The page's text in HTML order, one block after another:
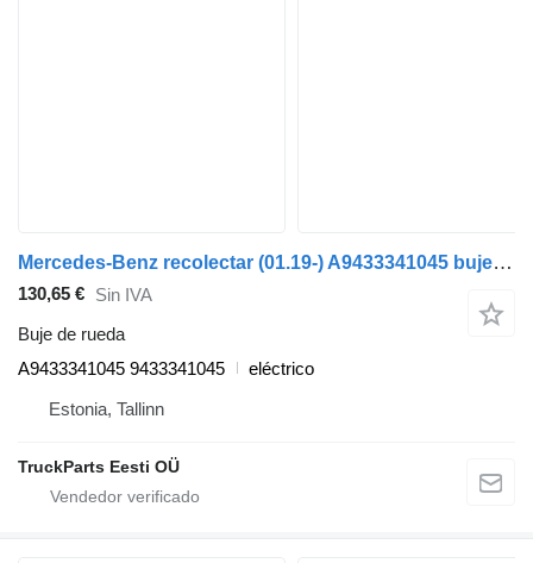
Mercedes-Benz recolectar (01.19-) A9433341045 buje de rueda para Dennis eCollect Terberg YT Magtec (2019-) cabeza tractora
130,65 € Sin IVA
Buje de rueda
A9433341045 9433341045
eléctrico
Estonia, Tallinn
TruckParts Eesti OÜ